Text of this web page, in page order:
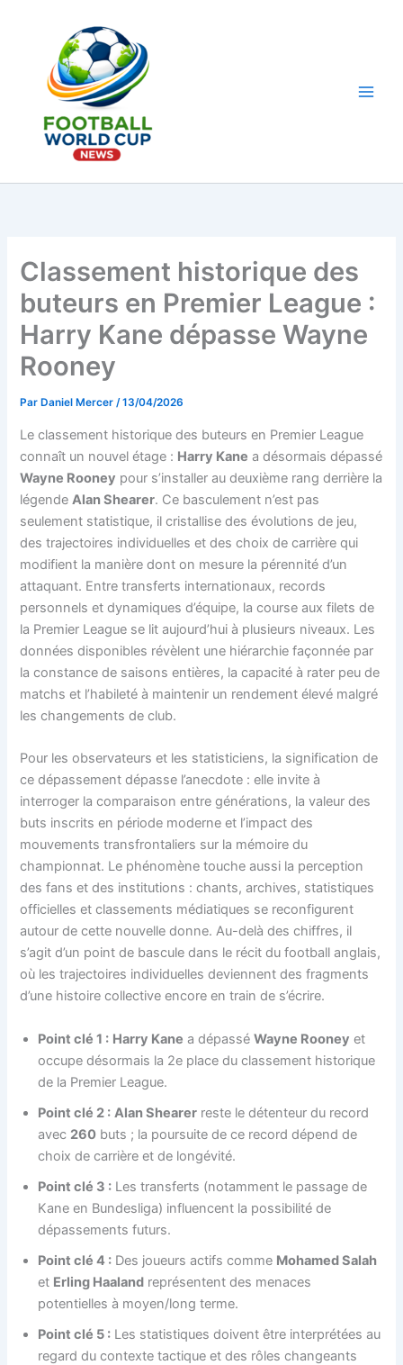
Classement historique des
buteurs en Premier League :
Harry Kane dépasse Wayne
Rooney
Par Daniel Mercer/13/04/2026
Le classement historique des buteurs en Premier League
connaît un nouvel étage : Harry Kane a désormais dépassé
Wayne Rooney pour s’installer au deuxième rang derrière la
légendeAlan Shearer. Ce basculement n’est pas
seulement statistique, il cristallise des évolutions de jeu,
des trajectoires individuelles et des choix de carrière qui
modifient la manière dont on mesure la pérennité d’un
attaquant. Entre transferts internationaux, records
personnels et dynamiques d’équipe, la course aux filets de
la Premier League se lit aujourd’hui à plusieurs niveaux. Les
données disponibles révèlent une hiérarchie façonnée par
la constance de saisons entières, la capacité à rater peu de
matchs et l’habileté à maintenir un rendement élevé malgré
les changements de club.
Pour les observateurs et les statisticiens, la signification de
ce dépassement dépasse l’anecdote : elle invite à
interroger la comparaison entre générations, la valeur des
buts inscrits en période moderne et l’impact des
mouvements transfrontaliers sur la mémoire du
championnat. Le phénomène touche aussi la perception
des fans et des institutions : chants, archives, statistiques
officielles et classements médiatiques se reconfigurent
autour de cette nouvelle donne. Au-delà des chiffres, il
s’agit d’un point de bascule dans le récit du football anglais,
où les trajectoires individuelles deviennent des fragments
d’une histoire collective encore en train de s’écrire.
Point clé 1 : Harry Kane a dépasséWayne Rooney et
occupe désormais la 2e place du classement historique
de la Premier League.
Point clé 2 : Alan Shearer reste le détenteur du record
avec 260 buts ; la poursuite de ce record dépend de
choix de carrière et de longévité.
Point clé 3 : Les transferts (notamment le passage de
Kane en Bundesliga) influencent la possibilité de
dépassements futurs.
Point clé 4 : Des joueurs actifs comme Mohamed Salah
et Erling Haaland représentent des menaces
potentielles à moyen/long terme.
Point clé 5 : Les statistiques doivent être interprétées au
regard du contexte tactique et des rôles changeants